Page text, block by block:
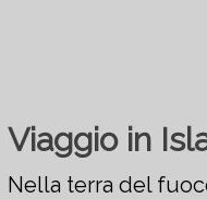
Viaggio in
Nella terra del